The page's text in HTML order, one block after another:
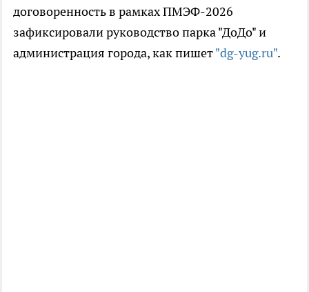
договоренность в рамках ПМЭФ-2026
зафиксировали руководство парка "ДоДо" и
администрация города, как пишет"dg-yug.ru".